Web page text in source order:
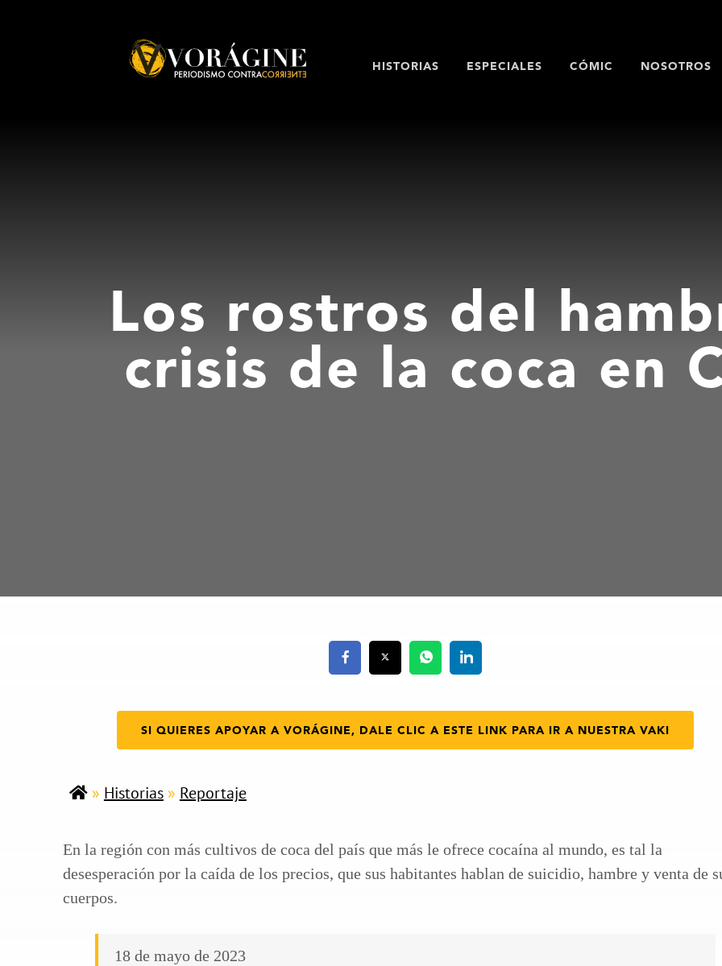
HISTORIAS ESPECIALES CÓMIC NOSOTROS
Los rostros del
crisis de la coca en
SI QUIERES APOYAR A VORÁGINE, DALE CLIC A ESTE LINK PARA IR A NUESTRA VAKI
» Historias» Reportaje
En la región con más cultivos de coca del país que más le ofrece cocaína al mundo, es tal la
desesperación por la caída de los precios, que sus habitantes hablan de suicidio, hambre y venta de
cuerpos.
18 de mayo de 2023